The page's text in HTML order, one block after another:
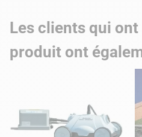
Les clients qui
produit ont